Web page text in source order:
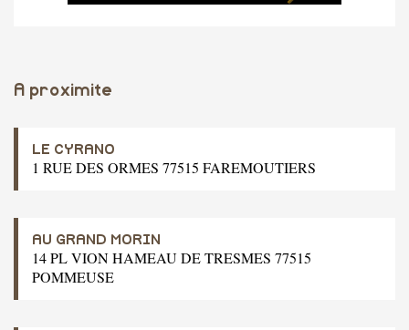
A proximite
LE CYRANO
1 RUE DES ORMES 77515 FAREMOUTIERS
AU GRAND MORIN
14 PL VION HAMEAU DE TRESMES 77515
POMMEUSE